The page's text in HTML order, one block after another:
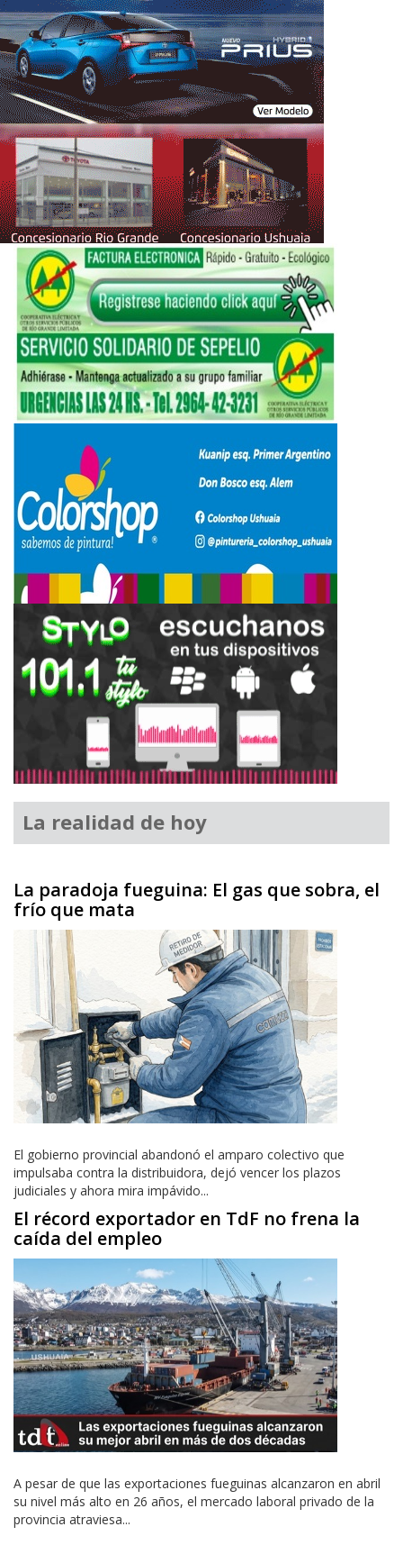
La realidad de hoy
La paradoja fueguina: El gas que sobra, el
frío que mata
El gobierno provincial abandonó el amparo colectivo que
impulsaba contra la distribuidora, dejó vencer los plazos
judiciales y ahora mira impávido...
El récord exportador en TdF no frena la
caída del empleo
A pesar de que las exportaciones fueguinas alcanzaron en abril
su nivel más alto en 26 años, el mercado laboral privado de la
provincia atraviesa...